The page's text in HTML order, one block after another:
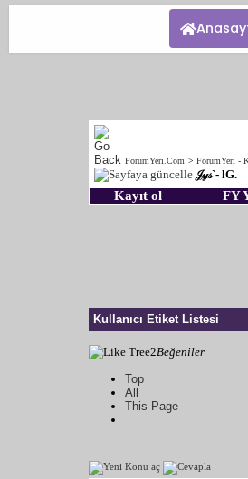
ForumYeri.Com > ForumYeri -
𝒥𝓎𝓈`- lG.
Kayıt ol FY
Kullanıcı Etiket Listesi
2Beğeniler
Top
All
This Page